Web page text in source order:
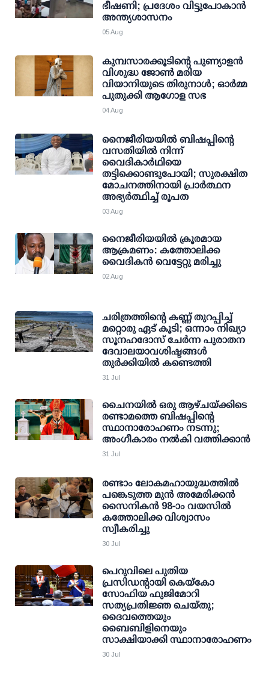
ഭീഷണി; പ്രദേശം വിട്ടുപോകാൻ
അന്ത്യശാസനം
05 Aug
കുമ്പസാരക്കൂടിന്റെ പുണ്യാളന്‍
വിശുദ്ധ ജോണ്‍ മരിയ
വിയാനിയുടെ തിരുനാള്‍; ഓര്‍മ്മ
പുതുക്കി ആഗോള സഭ
04 Aug
നൈജീരിയയിൽ ബിഷപ്പിന്റെ
വസതിയിൽ നിന്ന്
വൈദികാർഥിയെ
തട്ടിക്കൊണ്ടുപോയി; സുരക്ഷിത
മോചനത്തിനായി പ്രാർത്ഥന
അഭ്യർത്ഥിച്ച് രൂപത
03 Aug
നൈജീരിയയില്‍ ക്രൂരമായ
ആക്രമണം: കത്തോലിക്ക
വൈദികന്‍ വെട്ടേറ്റു മരിച്ചു
02 Aug
ചരിത്രത്തിന്റെ കണ്ണ് തുറപ്പിച്ച്
മറ്റൊരു ഏട് കൂടി; ഒന്നാം നിഖ്യാ
സൂനഹദോസ് ചേർന്ന പുരാതന
ദേവാലയാവശിഷ്ടങ്ങൾ
തുർക്കിയിൽ കണ്ടെത്തി
31 Jul
ചൈനയില്‍ ഒരു ആഴ്ചയ്ക്കിടെ
രണ്ടാമത്തെ ബിഷപ്പിന്റെ
സ്ഥാനാരോഹണം നടന്നു;
അംഗീകാരം നൽകി വത്തിക്കാൻ
31 Jul
രണ്ടാം ലോകമഹായുദ്ധത്തിൽ
പങ്കെടുത്ത മുൻ അമേരിക്കൻ
സൈനികൻ 98-ാം വയസിൽ
കത്തോലിക്ക വിശ്വാസം
സ്വീകരിച്ചു
30 Jul
പെറുവിലെ പുതിയ
പ്രസിഡന്റായി കെയ്‌കോ
സോഫിയ ഫുജിമോറി
സത്യപ്രതിജ്ഞ ചെയ്തു;
ദൈവത്തെയും
ബൈബിളിനെയും
സാക്ഷിയാക്കി സ്ഥാനാരോഹണം
30 Jul